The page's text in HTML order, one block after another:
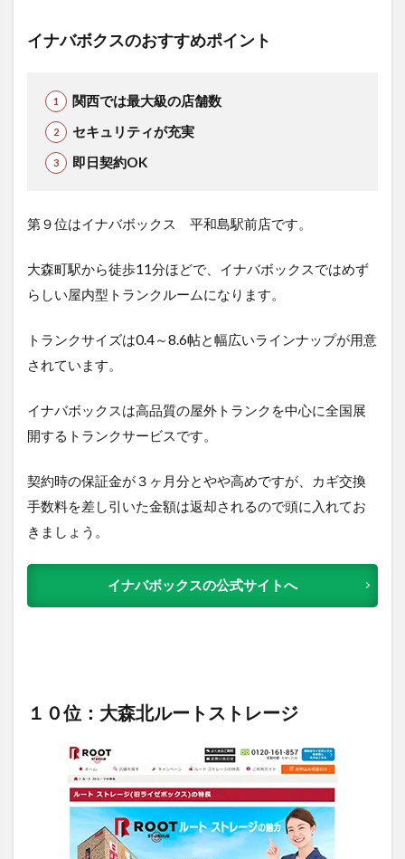
イナバボクスのおすすめポイント
関西では最大級の店舗数
セキュリティが充実
即日契約OK
第９位はイナバボックス 平和島駅前店です。
大森町駅から徒歩11分ほどで、イナバボックスではめず
らしい屋内型トランクルームになります。
トランクサイズは0.4～8.6帖と幅広いラインナップが用意
されています。
イナバボックスは高品質の屋外トランクを中心に全国展
開するトランクサービスです。
契約時の保証金が３ヶ月分とやや高めですが、カギ交換
手数料を差し引いた金額は返却されるので頭に入れてお
きましょう。
イナバボックスの公式サイトへ
１０位：大森北ルートストレージ